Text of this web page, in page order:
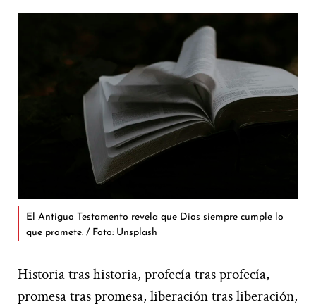
El Antiguo Testamento revela que Dios siempre cumple lo
que promete. / Foto: Unsplash
Historia tras historia, profecía tras profecía,
promesa tras promesa, liberación tras liberación,